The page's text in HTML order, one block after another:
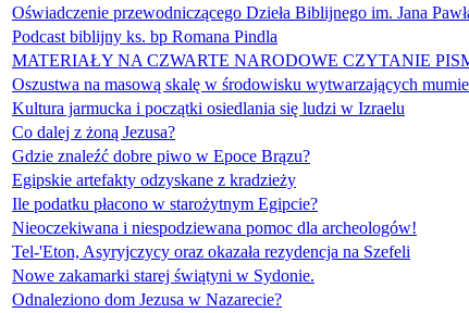
Oświadczenie przewodniczącego Dzieła Biblijnego im. Jana
Podcast biblijny ks. bp Romana Pindla
MATERIAŁY NA CZWARTE NARODOWE CZYTANIE
Oszustwa na masową skalę w środowisku wytwarzających
Kultura jarmucka i początki osiedlania się ludzi w Izraelu
Co dalej z żoną Jezusa?
Gdzie znaleźć dobre piwo w Epoce Brązu?
Egipskie artefakty odzyskane z kradzieży
Ile podatku płacono w starożytnym Egipcie?
Nieoczekiwana i niespodziewana pomoc dla archeologów!
Tel-'Eton, Asyryjczycy oraz okazała rezydencja na Szefeli
Nowe zakamarki starej świątyni w Sydonie.
Odnaleziono dom Jezusa w Nazarecie?